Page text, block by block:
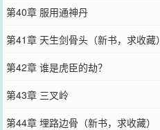
第40章 服用通神丹
第41章 天生剑骨头（新书，求收藏）
第42章 谁是虎臣的劫？
第43章 三叉岭
第44章 埋路边骨（新书，求收藏）